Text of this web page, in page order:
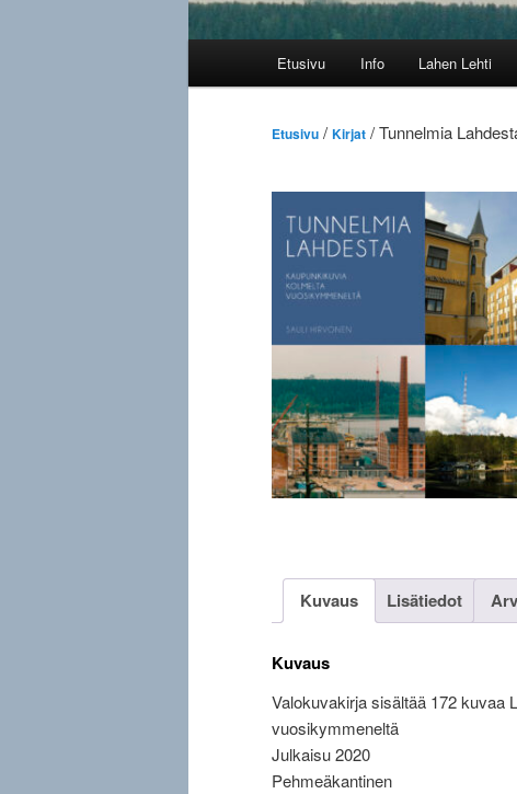
Etusivu Info Lahen Lehti
Etusivu / Kirjat / Tunnelmia
Kuvaus Lisätiedot
Kuvaus
Valokuvakirja sisältää 172 kuvaa
vuosikymmeneltä
Julkaisu 2020
Pehmeäkantinen